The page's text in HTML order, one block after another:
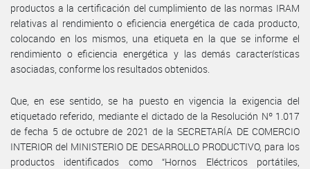
productos a la certificación del cumplimiento de las normas IRAM
relativas al rendimiento o eficiencia energética de cada producto,
colocando en los mismos, una etiqueta en la que se informe el
rendimiento o eficiencia energética y las demás características
asociadas, conforme los resultados obtenidos.
Que, en ese sentido, se ha puesto en vigencia la exigencia del
etiquetado referido, mediante el dictado de la Resolución Nº 1.017
de fecha 5 de octubre de 2021 de la SECRETARÍA DE COMERCIO
INTERIOR del MINISTERIO DE DESARROLLO PRODUCTIVO, para los
productos identificados como “Hornos Eléctricos portátiles,